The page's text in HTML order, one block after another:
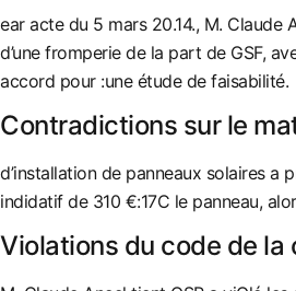
ear acte du 5 mars 20.14., M. Claude
d’une fromperie de la part de GSF,
accord pour :une étude de faisabilité.
Contradictions sur le
d’installation de panneaux solaires a
indidatif de 310 €:17C le panneau,
Violations du code de